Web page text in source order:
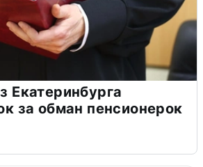
Екатеринбурга
за обман пенсионерок